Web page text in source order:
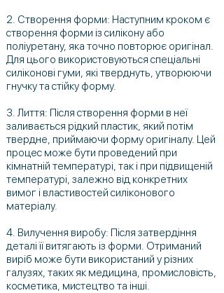
2. Створення форми: Наступним кроком є ​​
створення форми із силікону або
поліуретану, яка точно повторює оригінал.
Для цього використовуються спеціальні
силіконові гуми, які тверднуть, утворюючи
гнучку та стійку форму.
3. Лиття: Після створення форми в неї
заливається рідкий пластик, який потім
твердне, приймаючи форму оригіналу. Цей
процес може бути проведений при
кімнатній температурі, так і при підвищеній
температурі, залежно від конкретних
вимог і властивостей силіконового
матеріалу.
4. Вилучення виробу: Після затвердіння
деталі її витягають із форми. Отриманий
виріб може бути використаний у різних
галузях, таких як медицина, промисловість,
косметика, мистецтво та інші.